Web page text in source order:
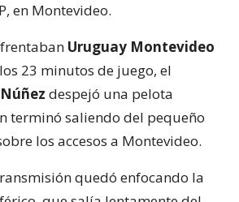
en Montevideo.
Uruguay Montevideo
23 minutos de juego, el
despejó una pelota
terminó saliendo del pequeño
los accesos a Montevideo.
quedó enfocando la